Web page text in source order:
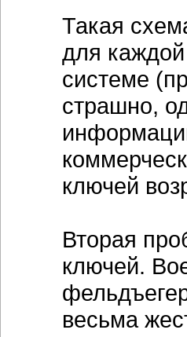
Такая
для
системе
страшно,
ключей
Вторая
ключей.
весьма